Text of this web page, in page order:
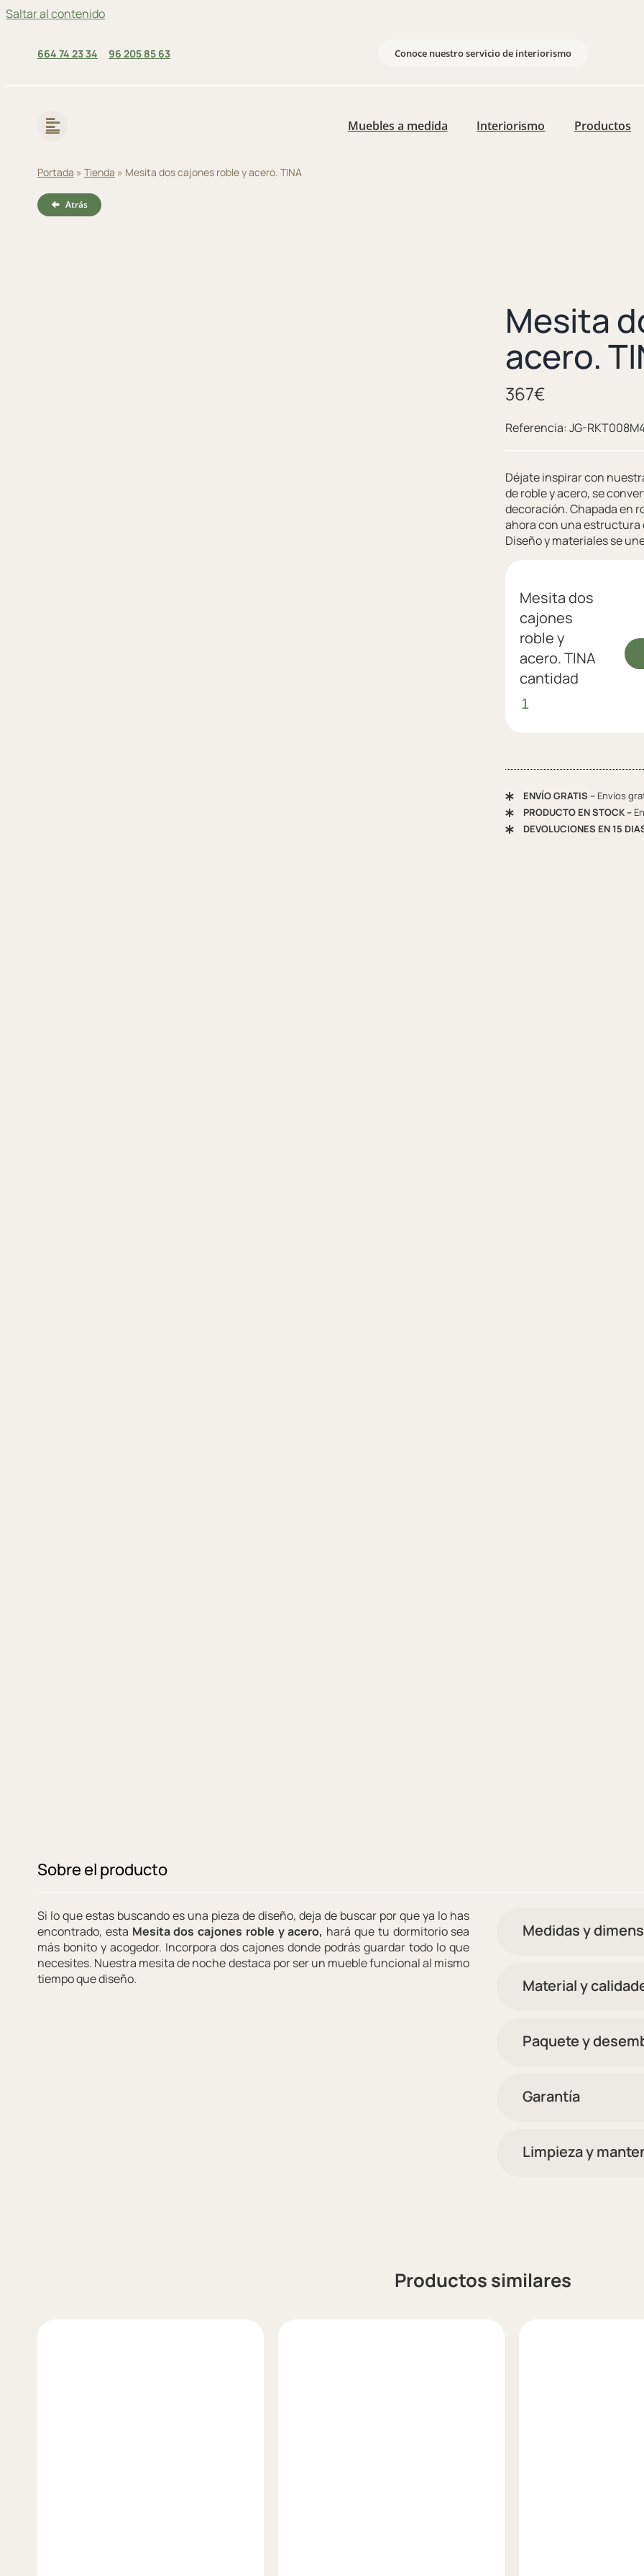
Saltar al contenido
664 74 23 34 96 205 85 63 Conoce nuestro servicio de interiorismo
Muebles a medida Interiorismo Productos
Portada » Tienda » Mesita dos cajones roble y acero. TINA
Atrás
Mesita
acero.
367€
Referencia:JG-
Déjate inspirar con
de roble y acero, se
decoración. Chapada en
ahora con una estructura
Diseño y materiales se
Mesita dos
cajones
roble y
acero. TINA
cantidad
ENVÍO GRATIS – Envíos
PRODUCTO EN STOCK –
DEVOLUCIONES EN 15
Sobre el producto
Si lo que estas buscando es una pieza de diseño, deja de buscar por que ya lo has
encontrado, esta Mesita dos cajones roble y acero, hará que tu dormitorio sea
más bonito y acogedor. Incorpora dos cajones donde podrás guardar todo lo que
necesites. Nuestra mesita de noche destaca por ser un mueble funcional al mismo
tiempo que diseño.
Medidas y
Material y
Paquete y
Garantía
Limpieza y
Productos similares